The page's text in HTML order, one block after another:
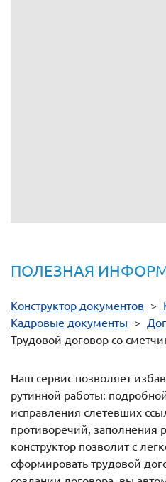
ПОЛЕЗНАЯ
Конструктор документов >
Кадровые документы >
Трудовой договор со
Наш сервис позволяет
рутинной работы:
исправления слетевших
противоречий, заполнения
конструктор позволит с
сформировать трудовой